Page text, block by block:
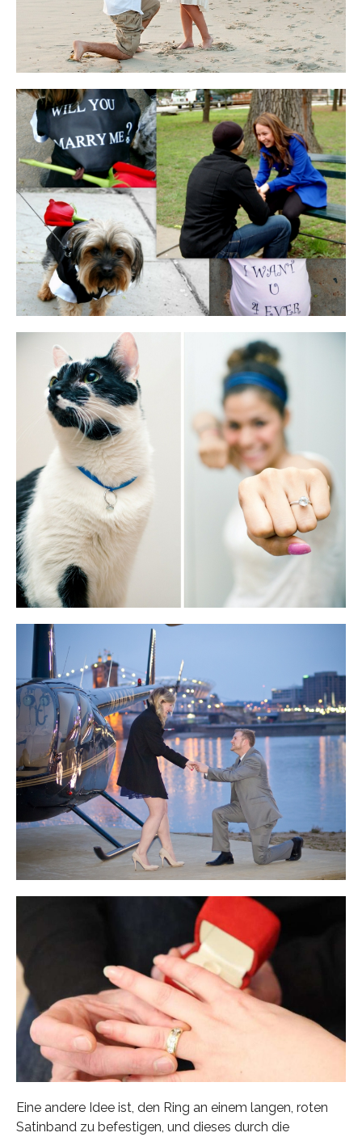
Eine andere Idee ist, den Ring an einem langen, roten
Satinband zu befestigen, und dieses durch die